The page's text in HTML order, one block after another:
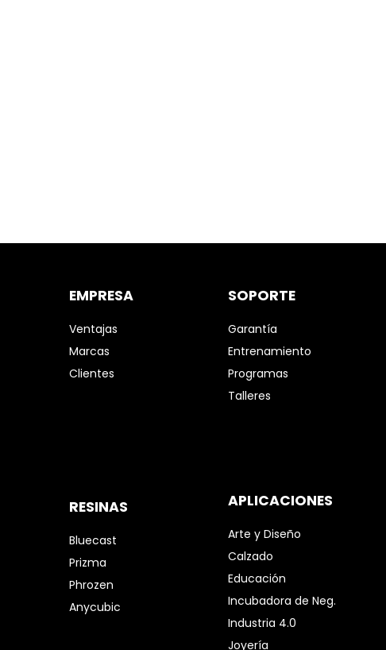
EMPRESA
Ventajas
Marcas
Clientes
RESINAS
Bluecast
Prizma
Phrozen
Anycubic
SOPORTE
Garantía
Entrenamiento
Programas
Talleres
APLICACIONES
Arte y Diseño
Calzado
Educación
Incubadora de Neg.
Industria 4.0
Joyería